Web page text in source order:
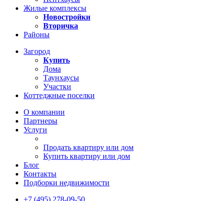
Жилые комплексы
Новостройки
Вторичка
Районы
Загород
Купить
Дома
Таунхаусы
Участки
Коттеджные поселки
О компании
Партнеры
Услуги
Продать квартиру или дом
Купить квартиру или дом
Блог
Контакты
Подборки недвижимости